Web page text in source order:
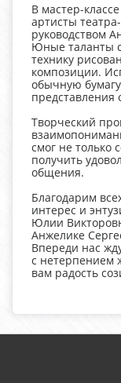
В мастер-
артисты
руководством
Юные таланты
технику
композиции.
обычную
представления
Творческий
смог не только
получить
общения.
Благодарим
интерес и
Юлии
Анжелике
Впереди нас
с нетерпением
вам радость